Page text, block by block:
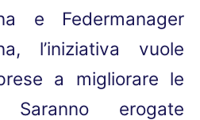
e Federmanager
l’iniziativa vuole
a migliorare le
Saranno erogate